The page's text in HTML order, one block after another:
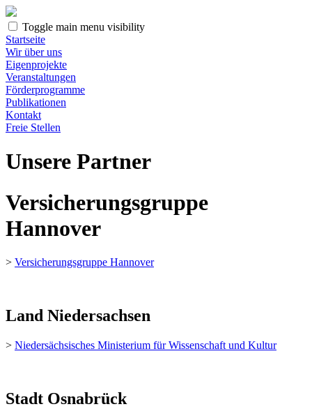
Toggle main menu visibility
Startseite
Wir über uns
Eigenprojekte
Veranstaltungen
Förderprogramme
Publikationen
Kontakt
Freie Stellen
Unsere Partner
Versicherungsgruppe
Hannover
> Versicherungsgruppe Hannover
Land Niedersachsen
> Niedersächsisches Ministerium für Wissenschaft und Kultur
Stadt Osnabrück